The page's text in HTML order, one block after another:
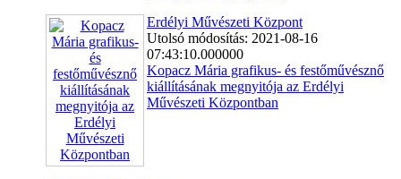
Erdélyi Művészeti Központ
Utolsó módosítás: 2021-08-16
07:43:10.000000
Kopacz Mária grafikus- és festőművésznő
kiállításának megnyitója az Erdélyi
Művészeti Központban